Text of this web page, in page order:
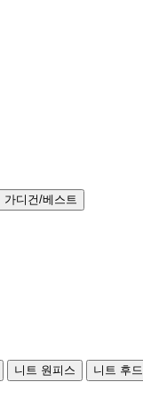
가디건/베스트
니트 원피스 니트 후